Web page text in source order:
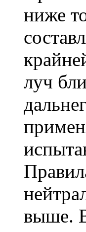
ниже
луч
выше.